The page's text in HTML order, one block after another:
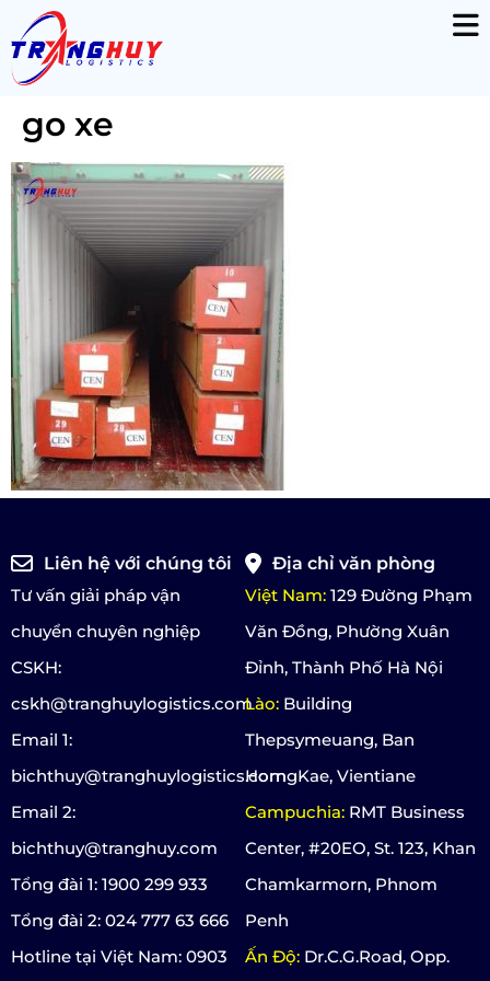
go xe
Liên hệ với chúng tôi
Tư vấn giải pháp vận
chuyển chuyên nghiệp
CSKH:
cskh@tranghuylogistics.com
Email 1:
bichthuy@tranghuylogistics.com
Email 2:
bichthuy@tranghuy.com
Tổng đài 1: 1900 299 933
Tổng đài 2: 024 777 63 666
Hotline tại Việt Nam: 0903
Địa chỉ văn phòng
Việt Nam: 129 Đường Phạm
Văn Đồng, Phường Xuân
Đỉnh, Thành Phố Hà Nội
Lào: Building
Thepsymeuang, Ban
HorngKae, Vientiane
Campuchia: RMT Business
Center, #20EO, St. 123, Khan
Chamkarmorn, Phnom
Penh
Ấn Độ: Dr.C.G.Road, Opp.